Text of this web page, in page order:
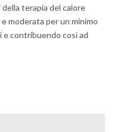
terapia del calore
moderata per un minimo
e contribuendo così ad